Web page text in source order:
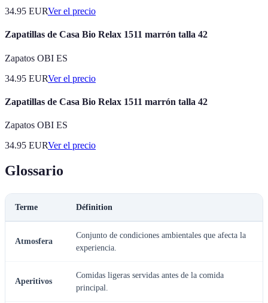
34.95 EURVer el precio
Zapatillas de Casa Bio Relax 1511 marrón talla 42
Zapatos OBI ES
34.95 EURVer el precio
Zapatillas de Casa Bio Relax 1511 marrón talla 42
Zapatos OBI ES
34.95 EURVer el precio
Glossario
Terme Définition
Atmosfera
Conjunto de condiciones ambientales que afecta la
experiencia.
Aperitivos
Comidas ligeras servidas antes de la comida
principal.